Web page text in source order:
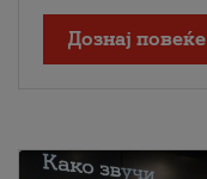
Дознај повеќе